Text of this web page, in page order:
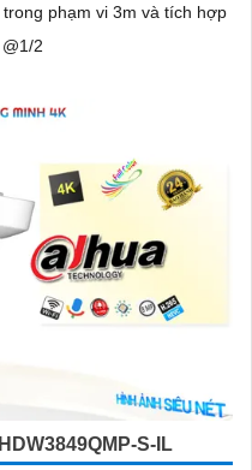
phạm vi 3m và tích hợp
2
S-IL